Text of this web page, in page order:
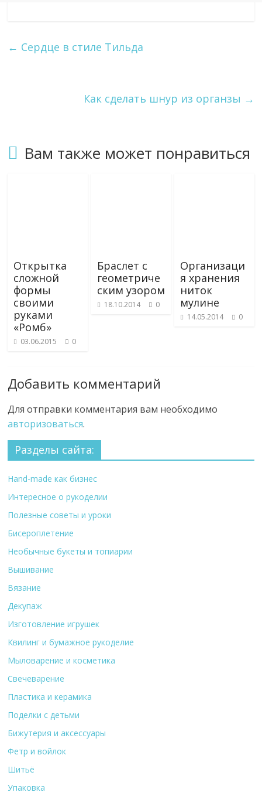
← Сердце в стиле Тильда
Как сделать шнур из органзы →
Вам также может понравиться
Открытка
сложной
формы
своими
руками
«Ромб»
03.06.2015 0
Браслет с
геометриче
ским узором
18.10.2014 0
Организаци
я хранения
ниток
мулине
14.05.2014 0
Добавить комментарий
Для отправки комментария вам необходимо
авторизоваться.
Разделы сайта:
Hand-made как бизнес
Интересное о рукоделии
Полезные советы и уроки
Бисероплетение
Необычные букеты и топиарии
Вышивание
Вязание
Декупаж
Изготовление игрушек
Квилинг и бумажное рукоделие
Мыловарение и косметика
Свечеварение
Пластика и керамика
Поделки с детьми
Бижутерия и аксессуары
Фетр и войлок
Шитьё
Упаковка